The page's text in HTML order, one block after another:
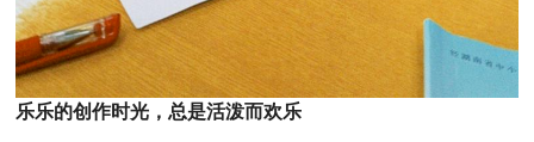
乐乐的创作时光，总是活泼而欢乐